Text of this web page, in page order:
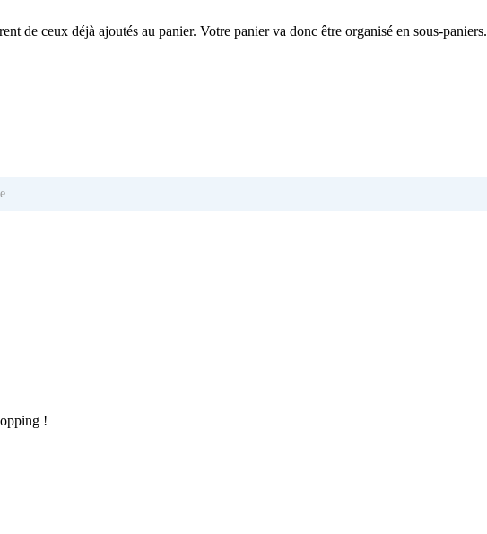
de ceux déjà ajoutés au panier. Votre panier va donc être organisé en sous-paniers.
!